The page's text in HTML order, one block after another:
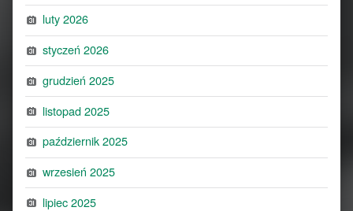
luty 2026
styczeń 2026
grudzień 2025
listopad 2025
październik 2025
wrzesień 2025
lipiec 2025